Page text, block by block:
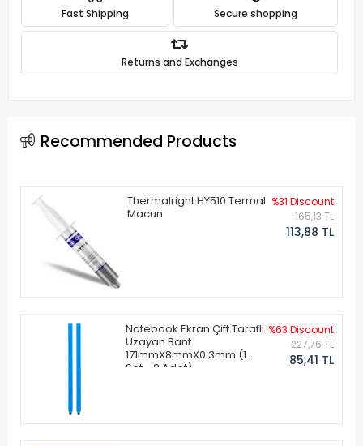
Fast Shipping Secure shopping
Returns and Exchanges
Recommended Products
Thermalright HY510 Termal
Macun
%31 Discount
165,13 TL
113,88 TL
Notebook Ekran Çift Taraflı
Uzayan Bant
171mmX8mmX0.3mm (1
Set - 2 Adet)
%63 Discount
227,76 TL
85,41 TL